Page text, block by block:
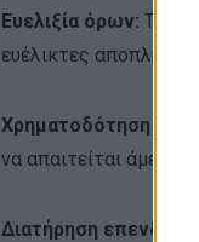
Ευελιξία όρων: Τα
ευέλικτες
Χρηματοδότηση
να απαιτείται άμεση
Διατήρηση